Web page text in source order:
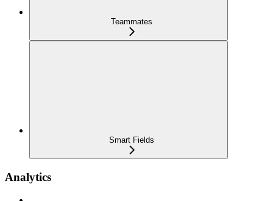
Teammates
Smart Fields
Analytics